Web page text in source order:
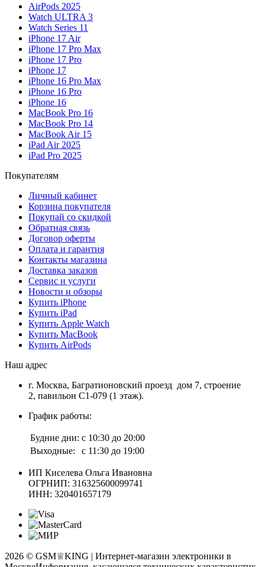
AirPods 2025
Watch ULTRA 3
Watch Series 11
iPhone 17 Air
iPhone 17 Pro Max
iPhone 17 Pro
iPhone 17
iPhone 16 Pro Max
iPhone 16 Pro
iPhone 16
MacBook Pro 16
MacBook Pro 14
MacBook Air 15
iPad Air 2025
iPad Pro 2025
Покупателям
Личный кабинет
Корзина покупателя
Покупай со скидкой
Обратная связь
Договор оферты
Оплата и гарантия
Контакты магазина
Доставка заказов
Сервис и услуги
Новости и обзоры
Купить iPhone
Купить iPad
Купить Apple Watch
Купить MacBook
Купить AirPods
Наш адрес
г. Москва, Багратионовский проезд дом 7, строение
2, павильон С1-079 (1 этаж).
График работы:
Будние дни: с 10:30 до 20:00
Выходные:
с 11:30 до 19:00
ИП Киселева Ольга Ивановна
ОГРНИП: 316325600099741
ИНН: 320401657179
2026 © GSM♕KING | Интернет-магазин электроники в